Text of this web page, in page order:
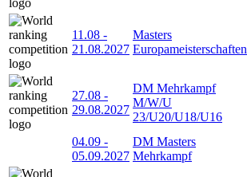
11.08 -
21.08.2027
Masters
Europameisterschaften
27.08 -
29.08.2027
DM Mehrkampf
M/W/U
23/U20/U18/U16
04.09 -
05.09.2027
DM Masters
Mehrkampf